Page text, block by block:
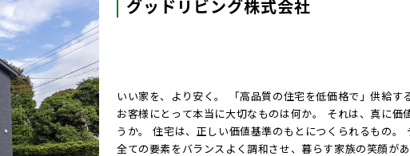
グッドリビング株式会社
いい家を、より安く。 「高品質の住宅を低価格で」供給す
お客様にとって本当に大切なものは何か。 それは、真に価
うか。 住宅は、正しい価値基準のもとにつくられるもの。
全ての要素をバランスよく調和させ、暮らす家族の笑顔が